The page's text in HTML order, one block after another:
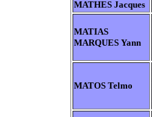
MATHES Jacques
MATIAS
MARQUES Yann
MATOS Telmo